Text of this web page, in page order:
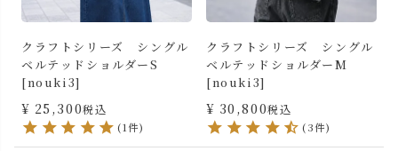
クラフトシリーズ シングル
ベルテッドショルダーS
[nouki3]
¥ 25,300税込
(1件)
クラフトシリーズ シングル
ベルテッドショルダーM
[nouki3]
¥ 30,800税込
(3件)